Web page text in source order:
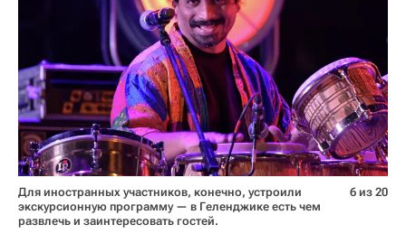
Для иностранных участников, конечно, устроили
экскурсионную программу — в Геленджике есть чем
развлечь и заинтересовать гостей.
6 из 20